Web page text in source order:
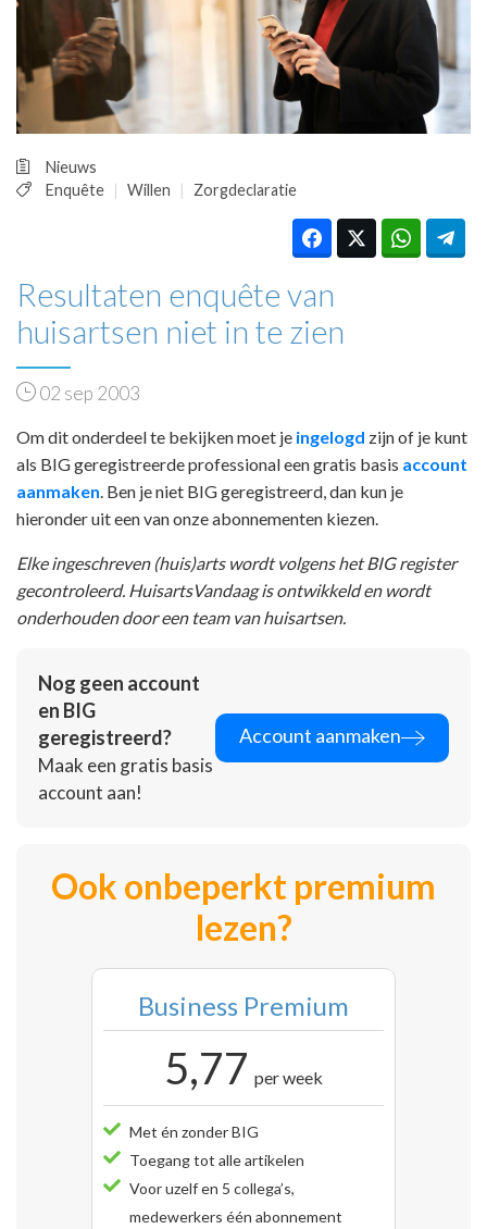
PRAKTIJKZAKEN
TARIEVEN
VPHUISARTSEN
MEDISCHE VAKHANDEL
REGISTRATIE
Nieuws
Enquête
Willen Zorgdeclaratie
Resultaten enquête van
huisartsen niet in te zien
02 sep 2003
Om dit onderdeel te bekijken moet je ingelogd zijn of je kunt
als BIG geregistreerde professional een gratis basis account
aanmaken . Ben je niet BIG geregistreerd, dan kun je
hieronder uit een van onze abonnementen kiezen.
Elke ingeschreven (huis)arts wordt volgens het BIG register
gecontroleerd. HuisartsVandaag is ontwikkeld en wordt
onderhouden door een team van huisartsen.
Nog geen account
en BIG
geregistreerd?
Maak een gratis basis
account aan!
Account aanmaken
Ook onbeperkt premium
lezen?
Business Premium
5,77 per week
Met én zonder BIG
Toegang tot alle artikelen
Voor uzelf en 5 collega’s,
medewerkers één abonnement